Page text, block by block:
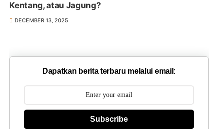
Kentang, atau Jagung?
DECEMBER 13, 2025
Dapatkan berita terbaru melalui email:
Subscribe